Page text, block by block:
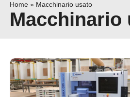
Home » Macchinario usato
Macchinario